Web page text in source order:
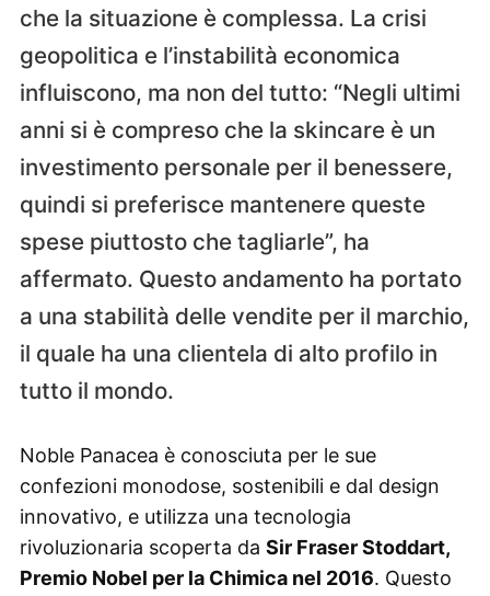
che la situazione è complessa. La crisi
geopolitica e l’instabilità economica
influiscono, ma non del tutto: “Negli ultimi
anni si è compreso che la skincare è un
investimento personale per il benessere,
quindi si preferisce mantenere queste
spese piuttosto che tagliarle”, ha
affermato. Questo andamento ha portato
a una stabilità delle vendite per il marchio,
il quale ha una clientela di alto profilo in
tutto il mondo.
Noble Panacea è conosciuta per le sue
confezioni monodose, sostenibili e dal design
innovativo, e utilizza una tecnologia
rivoluzionaria scoperta da Sir Fraser Stoddart,
Premio Nobel per la Chimica nel 2016. Questo